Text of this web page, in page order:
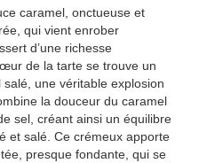
caramel, onctueuse et
qui vient enrober
d’une richesse
de la tarte se trouve un
une véritable explosion
la douceur du caramel
sel, créant ainsi un équilibre
et salé. Ce crémeux apporte
presque fondante, qui se